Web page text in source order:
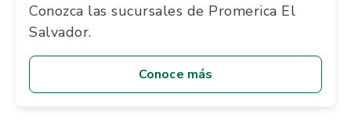
Conozca las sucursales de Promerica El
Salvador.
Conoce más